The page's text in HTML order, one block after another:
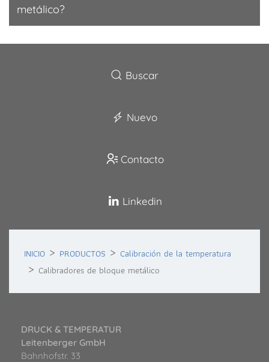
metálico?
Buscar
Nuevo
Contacto
Linkedin
INICIO PRODUCTOS
Calibración de la temperatura
Calibradores de bloque metálico
DRUCK & TEMPERATUR
Leitenberger GmbH
Bahnhofstr. 33